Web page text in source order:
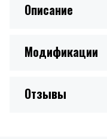
Описание
Модификации
Отзывы